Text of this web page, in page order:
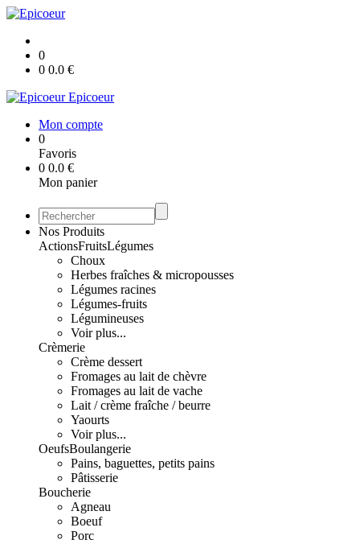
0
0 0.0 €
Epicoeur
Mon compte
0
Favoris
0 0.0 €
Mon panier
Nos Produits
ActionsFruitsLégumes
Choux
Herbes fraîches & micropousses
Légumes racines
Légumes-fruits
Légumineuses
Voir plus...
Crèmerie
Crème dessert
Fromages au lait de chèvre
Fromages au lait de vache
Lait / crème fraîche / beurre
Yaourts
Voir plus...
OeufsBoulangerie
Pains, baguettes, petits pains
Pâtisserie
Boucherie
Agneau
Boeuf
Porc